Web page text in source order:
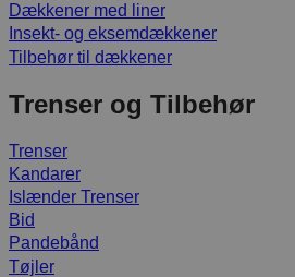
Dækkener med liner
Insekt- og eksemdækkener
Tilbehør til dækkener
Trenser og Tilbehør
Trenser
Kandarer
Islænder Trenser
Bid
Pandebånd
Tøjler